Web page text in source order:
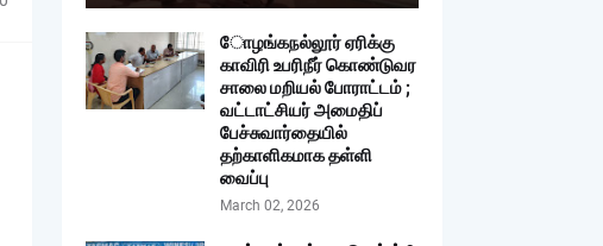
ோழங்கநல்லூர் ஏரிக்கு
காவிரி உபரிநீர் கொண்டுவர
சாலை மறியல் போராட்டம் ;
வட்டாட்சியர் அமைதிப்
பேச்சுவார்தையில்
தற்காளிகமாக தள்ளி
வைப்பு
March 02, 2026